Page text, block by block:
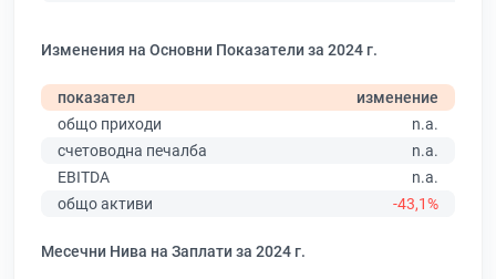
Изменения на Основни Показатели за 2024 г.
показател
изменение
общо приходи
n.a.
счетоводна печалба
n.a.
EBITDA
n.a.
общо активи
-43,1%
Месечни Нива на Заплати за 2024 г.